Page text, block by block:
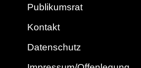
Publikumsrat
Kontakt
Datenschutz